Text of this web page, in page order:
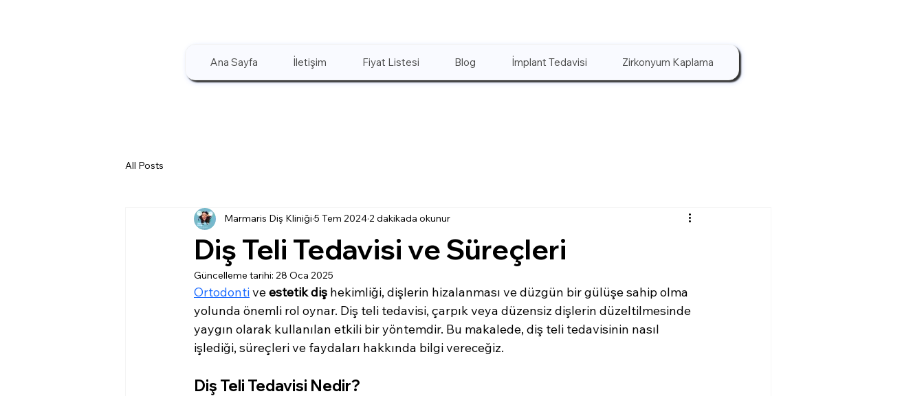
Ana Sayfa İletişim Fiyat Listesi Blog İmplant Tedavisi Zirkonyum Kaplama
All Posts
Diş Teli Tedavisi ve Süreçleri
Marmaris Diş Kliniği 5 Tem 20242 dakikada okunur
Güncelleme tarihi: 28 Oca 2025
Ortodonti ve estetik diş hekimliği, dişlerin hizalanması ve düzgün bir gülüşe sahip olma
yolunda önemli rol oynar. Diş teli tedavisi, çarpık veya düzensiz dişlerin düzeltilmesinde
yaygın olarak kullanılan etkili bir yöntemdir. Bu makalede, diş teli tedavisinin nasıl
işlediği, süreçleri ve faydaları hakkında bilgi vereceğiz.
Diş Teli Tedavisi Nedir?